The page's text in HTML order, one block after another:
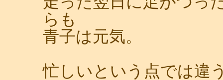
らも
青子は元気。
忙しいという点では違